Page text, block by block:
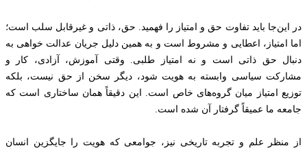
در این‌جا باید تفاوت حق و امتیاز را فهمید. حق، ذاتی و غیرقابل سلب است؛
اما امتیاز، اعطایی و مشروط است و به همین دلیل جریان عدالت خواهی به
دنبال حق ذاتی است و نه امتیاز طلبی. وقتی آموزش، آزادی، کار و
مشارکت سیاسی وابسته به هویت شود، دیگر سخن از حق نیست، بلکه
توزیع امتیاز میان گروه‌های خاص است. این دقیقاً همان ساختاری است که
جامعه ما عمیقاً گرفتار آن شده است.
از منظر علم و تجربه تاریخی نیز، جوامعی که هویت را جایگزین انسان